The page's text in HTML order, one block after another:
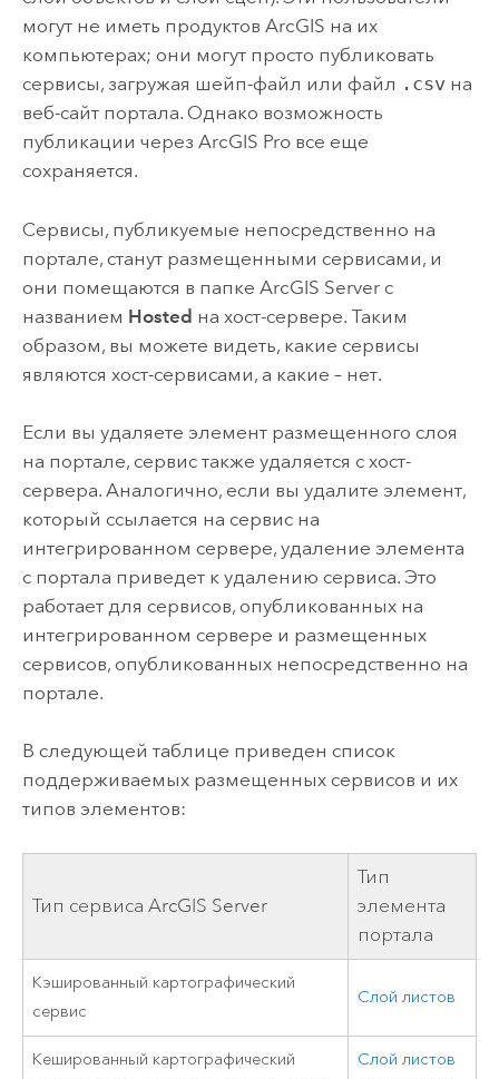
могут не иметь продуктов ArcGIS на их
компьютерах; они могут просто публиковать
сервисы, загружая шейп-файл или файл .csvна
веб-сайт портала. Однако возможность
публикации через ArcGIS Proвсе еще
сохраняется.
Сервисы, публикуемые непосредственно на
портале, станут размещенными сервисами, и
они помещаются в папке ArcGIS Serverс
названием Hosted на хост-сервере. Таким
образом, вы можете видеть, какие сервисы
являются хост-сервисами, а какие – нет.
Если вы удаляете элемент размещенного слоя
на портале, сервис также удаляется с хост-
сервера. Аналогично, если вы удалите элемент,
который ссылается на сервис на
интегрированном сервере, удаление элемента
с портала приведет к удалению сервиса. Это
работает для сервисов, опубликованных на
интегрированном сервере и размещенных
сервисов, опубликованных непосредственно на
портале.
В следующей таблице приведен список
поддерживаемых размещенных сервисов и их
типов элементов:
Тип сервисаArcGIS Server
Тип
элемента
портала
Кэшированный картографический
сервис
Слой листов
Кешированный картографический
Слой листов